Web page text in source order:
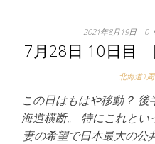
2021年8月19日 0
7月28日 10日目
北海道1周
この日はもはや移動？
海道横断。 特にこれとい
妻の希望で日本最大の公